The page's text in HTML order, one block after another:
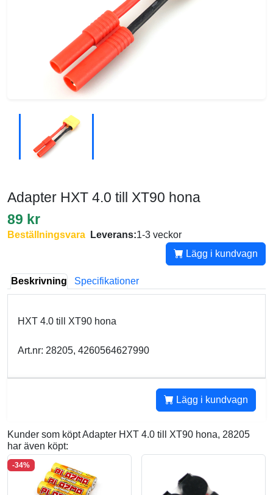
Adapter HXT 4.0 till XT90 hona
89 kr
Beställningsvara Leverans:1-3 veckor
Lägg i kundvagn
Beskrivning Specifikationer
HXT 4.0 till XT90 hona
Art.nr: 28205, 4260564627990
Lägg i kundvagn
Kunder som köpt Adapter HXT 4.0 till XT90 hona, 28205
har även köpt:
-34%